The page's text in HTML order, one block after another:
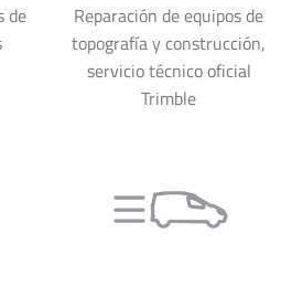
de
Reparación de equipos de
topografía y construcción,
servicio técnico oficial
Trimble